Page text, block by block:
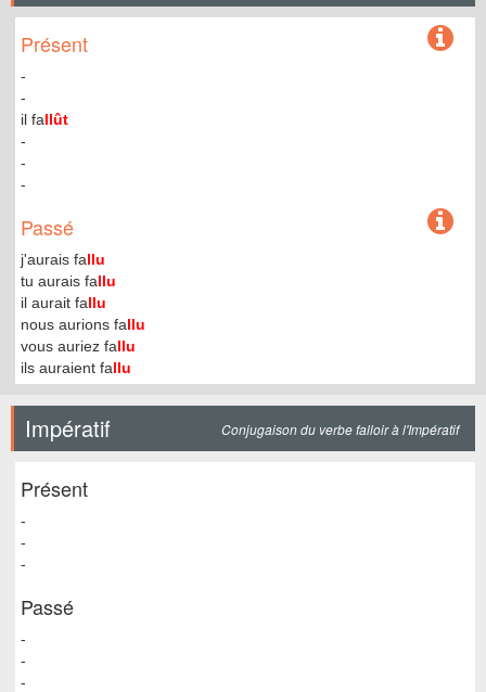
Présent
-
-
il fallût
-
-
-
Passé
j'aurais fallu
tu aurais fallu
il aurait fallu
nous aurions fallu
vous auriez fallu
ils auraient fallu
Impératif Conjugaison du verbe falloir à l'Impératif
Présent
-
-
-
Passé
-
-
-